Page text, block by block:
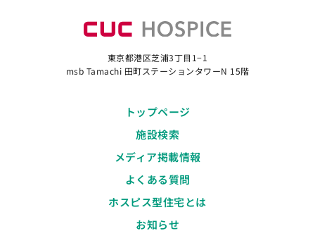
東京都港区芝浦3丁目1−1
msb Tamachi 田町ステーションタワーN 15階
トップページ
施設検索
メディア掲載情報
よくある質問
ホスピス型住宅とは
お知らせ